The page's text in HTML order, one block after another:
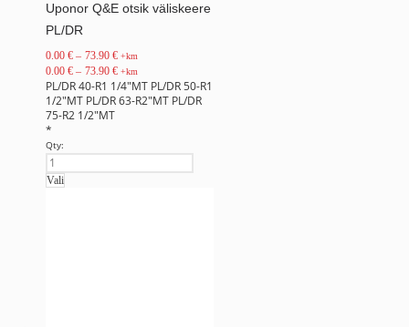
Uponor Q&E otsik väliskeere
PL/DR
0.00€ – 73.90 € +km
0.00€ – 73.90 € +km
PL/DR 40-R1 1/4"MT PL/DR 50-R1
1/2"MT PL/DR 63-R2"MT PL/DR
75-R2 1/2"MT
*
Qty:
Vali